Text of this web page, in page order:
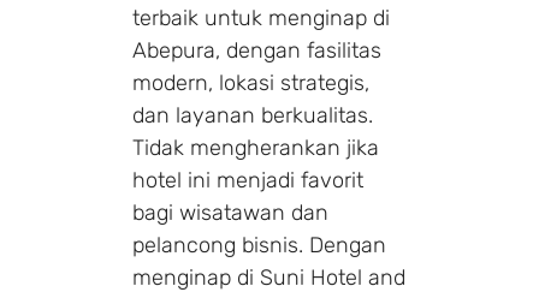
terbaik untuk menginap di
Abepura, dengan fasilitas
modern, lokasi strategis,
dan layanan berkualitas.
Tidak mengherankan jika
hotel ini menjadi favorit
bagi wisatawan dan
pelancong bisnis. Dengan
menginap di Suni Hotel and